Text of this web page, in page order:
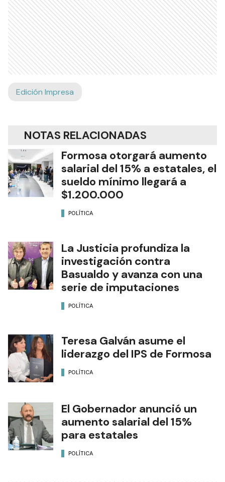
Edición Impresa
NOTAS RELACIONADAS
Formosa otorgará aumento
salarial del 15% a estatales, el
sueldo mínimo llegará a
$1.200.000
POLÍTICA
La Justicia profundiza la
investigación contra
Basualdo y avanza con una
serie de imputaciones
POLÍTICA
Teresa Galván asume el
liderazgo del IPS de Formosa
POLÍTICA
El Gobernador anunció un
aumento salarial del 15%
para estatales
POLÍTICA